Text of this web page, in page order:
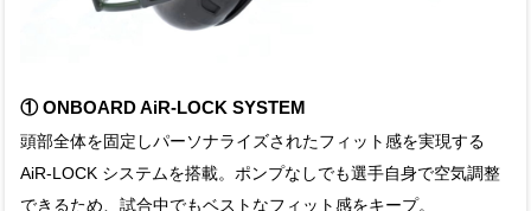
① ONBOARD AiR-LOCK SYSTEM
頭部全体を固定しパーソナライズされたフィット感を実現する
AiR-LOCK システムを搭載。ポンプなしでも選手自身で空気調整
できるため、試合中でもベストなフィット感をキープ。